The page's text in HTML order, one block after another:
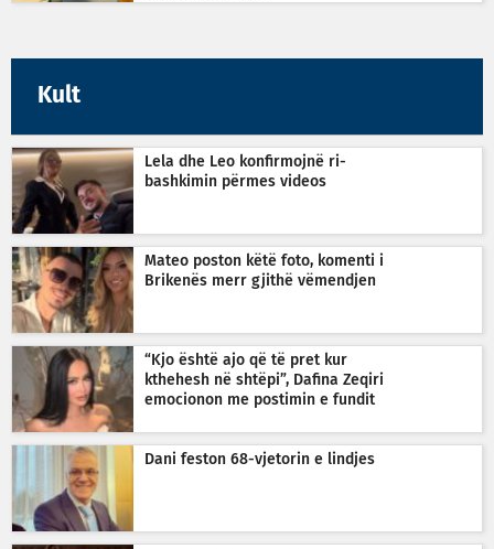
Kult
Lela dhe Leo konfirmojnë ri-
bashkimin përmes videos
Mateo poston këtë foto, komenti i
Brikenës merr gjithë vëmendjen
“Kjo është ajo që të pret kur
kthehesh në shtëpi”, Dafina Zeqiri
emocionon me postimin e fundit
Dani feston 68-vjetorin e lindjes